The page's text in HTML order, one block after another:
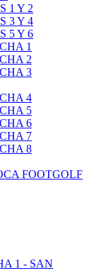
1 Y 2
3 Y 4
5 Y 6
1
2
3
4
5
6
7
8
FOOTGOLF
1 - SAN